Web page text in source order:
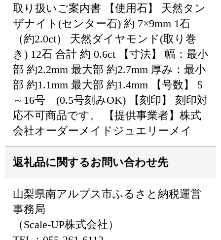
取り扱いご案内書 【使用石】 天然タン
ザナイト(センター石) 約 7×9mm 1石
（約2.0ct） 天然ダイヤモンド(取り巻
き) 12石 合計 約 0.6ct 【寸法】 幅：最小
部 約2.2mm 最大部 約2.7mm 厚み：最小
部 約1.1mm 最大部 約1.4mm 【号数】 5
～16号 (0.5号刻みOK) 【刻印】 刻印対
応不可商品です。 【提供事業者】株式
会社オーダーメイドジュエリーメイ
返礼品に関するお問い合わせ先
山梨県南アルプス市ふるさと納税運営
事務局
（Scale-UP株式会社）